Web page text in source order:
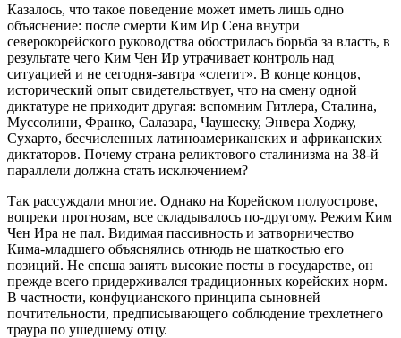
Казалось, что такое поведение может иметь лишь одно
объяснение: после смерти Ким Ир Сена внутри
северокорейского руководства обострилась борьба за власть, в
результате чего Ким Чен Ир утрачивает контроль над
ситуацией и не сегодня-завтра «слетит». В конце концов,
исторический опыт свидетельствует, что на смену одной
диктатуре не приходит другая: вспомним Гитлера, Сталина,
Муссолини, Франко, Салазара, Чаушеску, Энвера Ходжу,
Сухарто, бесчисленных латиноамериканских и африканских
диктаторов. Почему страна реликтового сталинизма на 38-й
параллели должна стать исключением?
Так рассуждали многие. Однако на Корейском полуострове,
вопреки прогнозам, все складывалось по-другому. Режим Ким
Чен Ира не пал. Видимая пассивность и затворничество
Кима-младшего объяснялись отнюдь не шаткостью его
позиций. Не спеша занять высокие посты в государстве, он
прежде всего придерживался традиционных корейских норм.
В частности, конфуцианского принципа сыновней
почтительности, предписывающего соблюдение трехлетнего
траура по ушедшему отцу.